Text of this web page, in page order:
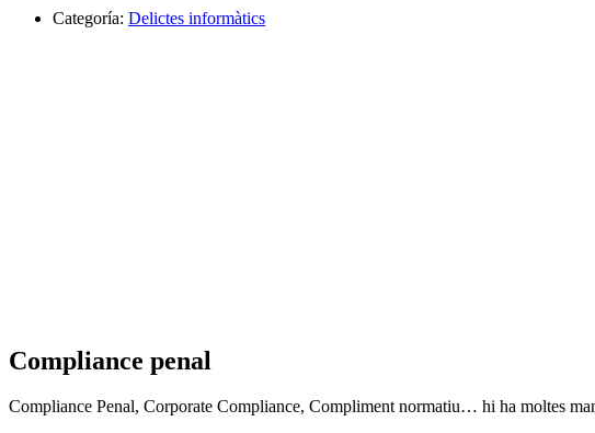
Categoría: Delictes informàtics
Compliance penal
Compliance Penal, Corporate Compliance, Compliment normatiu… hi ha moltes